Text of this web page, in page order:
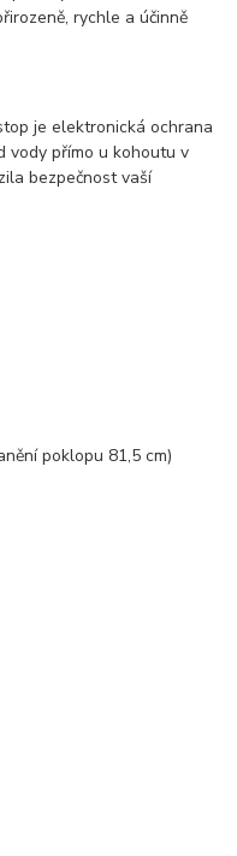
rychle a účinně
je elektronická ochrana
vody přímo u kohoutu v
bezpečnost vaší
poklopu 81,5 cm)